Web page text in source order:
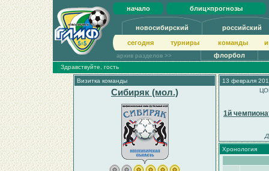
начало блиц×прогнозы
новосибирский российский
сегодня турниры команды
архив разделов >> флорбол
Здравствуйте, гость
Визитка команды
Сибиряк (мол.)
13 февраля
1й
Хронология